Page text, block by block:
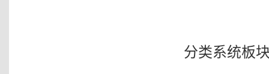
分类系统板